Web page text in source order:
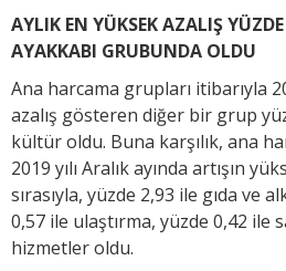
AYLIK EN YÜKSEK AZALIŞ
AYAKKABI GRUBUNDA OLDU
Ana harcama grupları itibarıyla
azalış gösteren diğer bir grup
kültür oldu. Buna karşılık, ana
2019 yılı Aralık ayında artışın
sırasıyla, yüzde 2,93 ile gıda ve
0,57 ile ulaştırma, yüzde 0,42 ile
hizmetler oldu.